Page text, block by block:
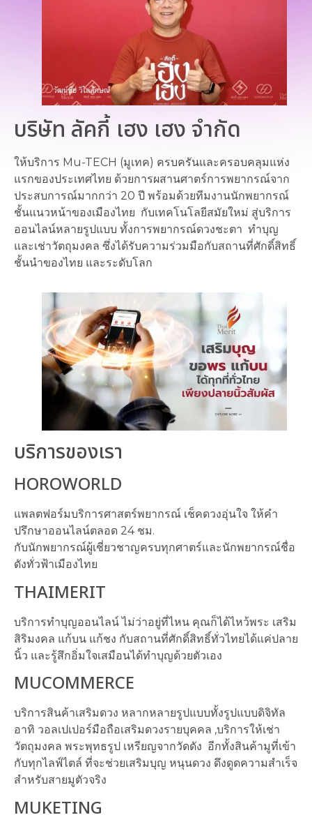
บริษัท ลัคกี้ เฮง เฮง จำกัด
ให้บริการ Mu-TECH (มูเทค) ครบครันและครอบคลุมแห่ง
แรกของประเทศไทย ด้วยการผสานศาตร์การพยากรณ์จาก
ประสบการณ์มากกว่า 20 ปี พร้อมด้วยทีมงานนักพยากรณ์
ชั้นแนวหน้าของเมืองไทย กับเทคโนโลยีสมัยใหม่ สู่บริการ
ออนไลน์หลายรูปแบบ ทั้งการพยากรณ์ดวงชะตา ทำบุญ
และเช่าวัตถุมงคล ซึ่งได้รับความร่วมมือกับสถานที่ศักดิ์สิทธิ์
ชั้นนำของไทย และระดับโลก
บริการของเรา
HOROWORLD
แพลตฟอร์มบริการศาสตร์พยากรณ์ เช็คดวงอุ่นใจ ให้คำ
ปรึกษาออนไลน์ตลอด 24 ชม.
กับนักพยากรณ์ผู้เชี่ยวชาญครบทุกศาตร์และนักพยากรณ์ชื่อ
ดังทั่วฟ้าเมืองไทย
THAIMERIT
บริการทำบุญออนไลน์ ไม่ว่าอยู่ที่ไหน คุณก็ได้ไหว้พระ เสริม
สิริมงคล แก้บน แก้ชง กับสถานที่ศักดิ์สิทธิ์ทั่วไทยได้แค่ปลาย
นิ้ว และรู้สึกอิ่มใจเสมือนได้ทำบุญด้วยตัวเอง
MUCOMMERCE
บริการสินค้าเสริมดวง หลากหลายรูปแบบทั้งรูปแบบดิจิทัล
อาทิ วอลเปเปอร์มือถือเสริมดวงรายบุคคล ,บริการให้เช่า
วัตถุมงคล พระพุทธรูป เหรียญจากวัดดัง อีกทั้งสินค้ามูที่เข้า
กับทุกไลฟ์ไตล์ ที่จะช่วยเสริมบุญ หนุนดวง ดึงดูดความสำเร็จ
สำหรับสายมูตัวจริง
MUKETING